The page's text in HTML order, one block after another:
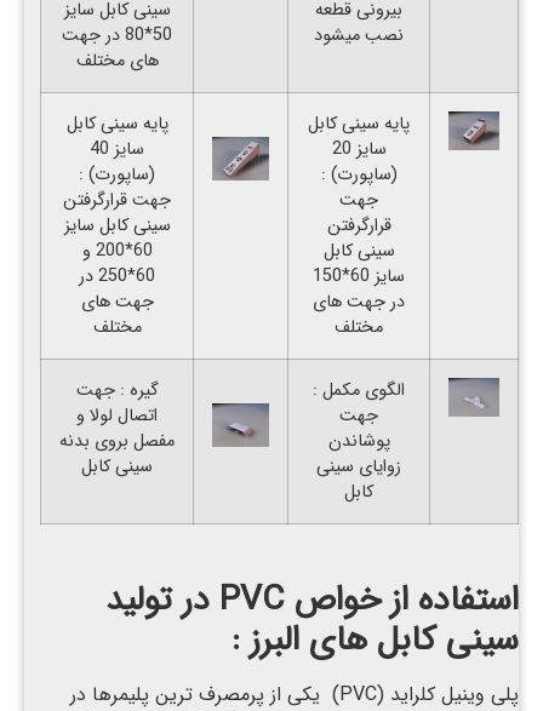
بیرونی قطعه
نصب میشود
سینی کابل سایز
50*80 در جهت
های مختلف
پایه سینی کابل
سایز 20
(ساپورت) :
جهت
قرارگرفتن
سینی کابل
سایز 60*150
در جهت های
مختلف
پایه سینی کابل
سایز 40
(ساپورت) :
جهت قرارگرفتن
سینی کابل سایز
60*200 و
60*250 در
جهت های
مختلف
الگوی مکمل :
جهت
پوشاندن
زوایای سینی
کابل
گیره : جهت
اتصال لولا و
مفصل بروی بدنه
سینی کابل
استفاده از خواصPVC در تولید
سینی کابل های البرز :
پلی وینیل کلراید (PVC) یکی از پرمصرف ترین پلیمرها در